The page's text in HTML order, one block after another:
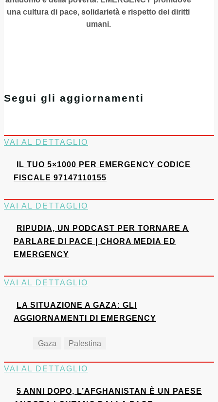
una cultura di pace, solidarietà e rispetto dei diritti
umani.
Segui gli aggiornamenti
VAI AL DETTAGLIO
IL TUO 5×1000 PER EMERGENCY CODICE
FISCALE 97147110155
VAI AL DETTAGLIO
RIPUDIA, UN PODCAST PER TORNARE A
PARLARE DI PACE | CHORA MEDIA ED
EMERGENCY
VAI AL DETTAGLIO
LA SITUAZIONE A GAZA: GLI
AGGIORNAMENTI DI EMERGENCY
Gaza Palestina
VAI AL DETTAGLIO
5 ANNI DOPO, L’AFGHANISTAN È UN PAESE